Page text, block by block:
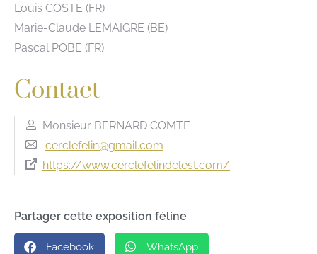
Louis COSTE (FR)
Marie-Claude LEMAIGRE (BE)
Pascal POBE (FR)
Contact
Monsieur BERNARD COMTE
cerclefelin@gmail.com
https://www.cerclefelindelest.com/
Partager cette exposition féline
Facebook WhatsApp